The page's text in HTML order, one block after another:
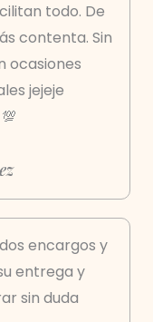
todo. De
contenta. Sin
ocasiones
jejeje
encargos y
entrega y
sin duda